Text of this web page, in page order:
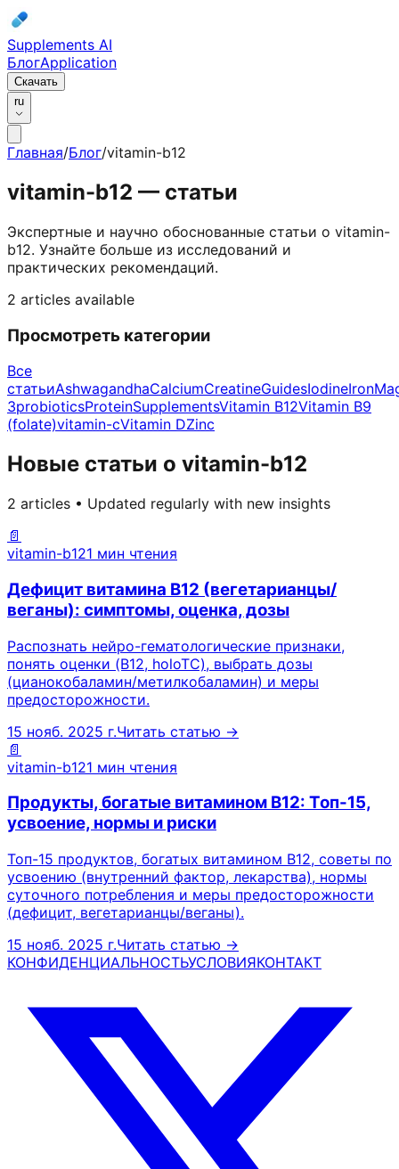
Supplements AI
БлогApplication
Скачать
ru
Главная/Блог/vitamin-b12
vitamin-b12 — статьи
Экспертные и научно обоснованные статьи о vitamin-
b12. Узнайте больше из исследований и
практических рекомендаций.
2 articles available
Просмотреть категории
Все
статьиAshwagandhaCalciumCreatineGuidesIodineIron
3probioticsProteinSupplementsVitamin B12Vitamin B9
(folate)vitamin-cVitamin DZinc
Новые статьи о vitamin-b12
2 articles • Updated regularly with new insights
📄
vitamin-b121 мин чтения
Дефицит витамина B12 (вегетарианцы/
веганы): симптомы, оценка, дозы
Распознать нейро-гематологические признаки,
понять оценки (B12, holoTC), выбрать дозы
(цианокобаламин/метилкобаламин) и меры
предосторожности.
15 нояб. 2025 г.Читать статью →
📄
vitamin-b121 мин чтения
Продукты, богатые витамином B12: Топ-15,
усвоение, нормы и риски
Топ-15 продуктов, богатых витамином B12, советы по
усвоению (внутренний фактор, лекарства), нормы
суточного потребления и меры предосторожности
(дефицит, вегетарианцы/веганы).
15 нояб. 2025 г.Читать статью →
КОНФИДЕНЦИАЛЬНОСТЬУСЛОВИЯКОНТАКТ